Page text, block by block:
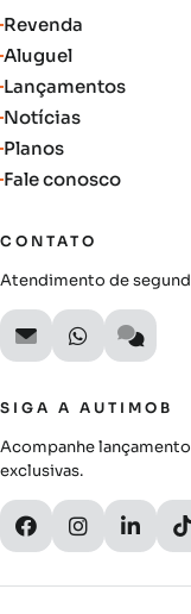
Revenda
Aluguel
Lançamentos
Notícias
Planos
Fale conosco
CONTATO
Atendimento de
SIGA A AUTIMOB
Acompanhe
exclusivas.